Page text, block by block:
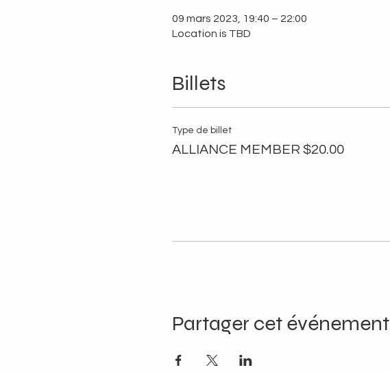
09 mars 2023, 19:40 – 22:00
Location is TBD
Billets
Type de billet
ALLIANCE MEMBER $20.00
Partager cet événement